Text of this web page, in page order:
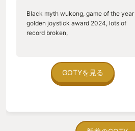
Black myth wukong, game of the year
golden joystick award 2024, lots of
record broken,
GOTYを見る